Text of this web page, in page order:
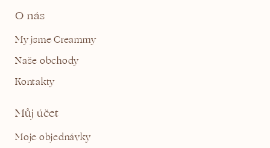
O nás
My jsme Creammy
Naše obchody
Kontakty
Můj účet
Moje objednávky